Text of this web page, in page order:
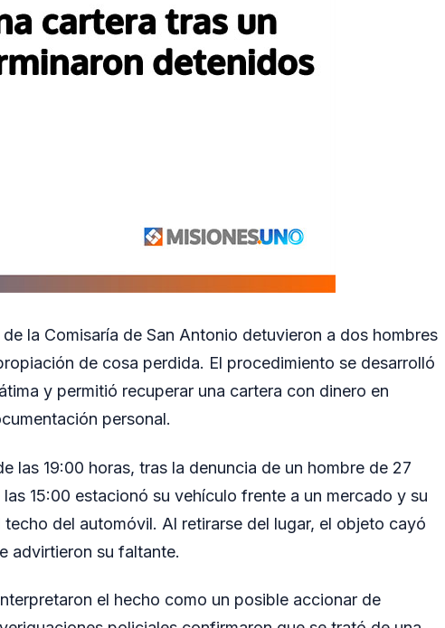
la Comisaría de San Antonio detuvieron a dos hombres
de cosa perdida. El procedimiento se desarrolló
y permitió recuperar una cartera con dinero en
personal.
las 19:00 horas, tras la denuncia de un hombre de 27
15:00 estacionó su vehículo frente a un mercado y su
del automóvil. Al retirarse del lugar, el objeto cayó
advirtieron su faltante.
el hecho como un posible accionar de